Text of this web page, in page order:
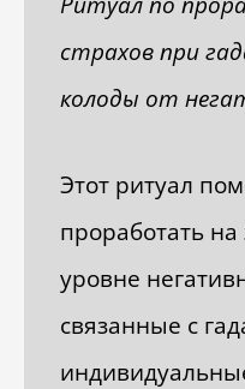
страхов при
колоды от
Этот ритуал
проработать
уровне
связанные с